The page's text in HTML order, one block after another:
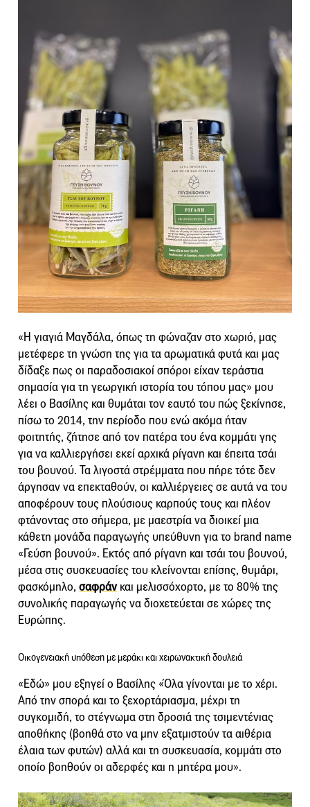
«Η γιαγιά Μαγδάλα, όπως τη φώναζαν στο χωριό, μας
μετέφερε τη γνώση της για τα αρωματικά φυτά και μας
δίδαξε πως οι παραδοσιακοί σπόροι είχαν τεράστια
σημασία για τη γεωργική ιστορία του τόπου μας» μου
λέει ο Βασίλης και θυμάται τον εαυτό του πώς ξεκίνησε,
πίσω το 2014, την περίοδο που ενώ ακόμα ήταν
φοιτητής, ζήτησε από τον πατέρα του ένα κομμάτι γης
για να καλλιεργήσει εκεί αρχικά ρίγανη και έπειτα τσάι
του βουνού. Τα λιγοστά στρέμματα που πήρε τότε δεν
άργησαν να επεκταθούν, οι καλλιέργειες σε αυτά να του
αποφέρουν τους πλούσιους καρπούς τους και πλέον
φτάνοντας στο σήμερα, με μαεστρία να διοικεί μια
κάθετη μονάδα παραγωγής υπεύθυνη για το brand name
«Γεύση βουνού». Εκτός από ρίγανη και τσάι του βουνού,
μέσα στις συσκευασίες του κλείνονται επίσης, θυμάρι,
φασκόμηλο, σαφράνκαι μελισσόχορτο, με το 80% της
συνολικής παραγωγής να διοχετεύεται σε χώρες της
Ευρώπης.
Οικογενειακή υπόθεση με μεράκι και χειρωνακτική δουλειά
«Εδώ» μου εξηγεί ο Βασίλης «Όλα γίνονται με το χέρι.
Από την σπορά και το ξεχορτάριασμα, μέχρι τη
συγκομιδή, το στέγνωμα στη δροσιά της τσιμεντένιας
αποθήκης (βοηθά στο να μην εξατμιστούν τα αιθέρια
έλαια των φυτών) αλλά και τη συσκευασία, κομμάτι στο
οποίο βοηθούν οι αδερφές και η μητέρα μου».